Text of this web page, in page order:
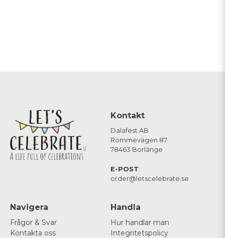
Kontakt
Dalafest AB
Rommevägen 87
78463 Borlänge
E-POST:
order@letscelebrate.se
Navigera
Frågor & Svar
Kontakta oss
Handla
Hur handlar man
Integritetspolicy